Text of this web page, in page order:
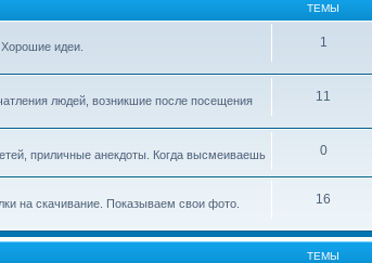
ТЕМЫ
идеи. 1
людей, возникшие после посещения
11
приличные анекдоты. Когда высмеиваешь
0
на скачивание. Показываем свои фото. 16
ТЕМЫ